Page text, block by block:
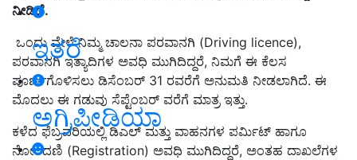
ಇತರೆ
ಅಗ್ರಿಪೀಡಿಯಾ
ನೀಡಿದೆ.
ಒಂದು ವೇಳೆ ನಿಮ್ಮ ಚಾಲನಾ ಪರವಾನಗಿ (Driving licence),
ಪರವಾನಗಿ ಇತ್ಯಾದಿಗಳ ಅವಧಿ ಮುಗಿದಿದ್ದರೆ, ನಿಮಗೆ ಈ ಕೆಲಸ
ಪೂರ್ಣಗೊಳಿಸಲು ಡಿಸೆಂಬರ್ 31 ರವರೆಗೆ ಅನುಮತಿ ನೀಡಲಾಗಿದೆ. ಈ
ಮೊದಲು ಈ ಗಡುವು ಸೆಪ್ಟೆಂಬರ್ ವರೆಗೆ ಮಾತ್ರ ಇತ್ತು.
ಕಳೆದ ಫೆಬ್ರವರಿಯಲ್ಲಿ ಡಿಎಲ್‌ ಮತ್ತು ವಾಹನಗಳ ಪರ್ಮಿಟ್‌ ಹಾಗೂ
ನೋಂದಣಿ (Registration) ಅವಧಿ ಮುಗಿದಿದ್ದರೆ, ಅಂತಹ ದಾಖಲೆಗಳ